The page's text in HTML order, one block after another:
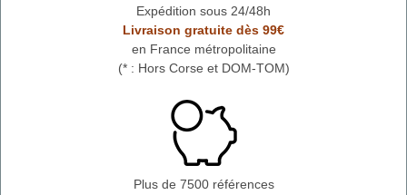
Expédition sous 24/48h
Livraison gratuite dès 99€
en France métropolitaine
(* : Hors Corse et DOM-TOM)
Plus de 7500 références